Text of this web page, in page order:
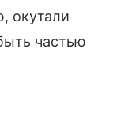
окутали
частью